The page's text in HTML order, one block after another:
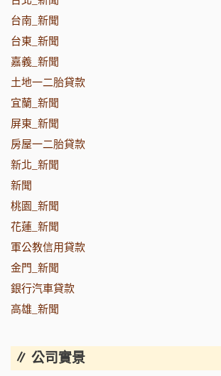
台南_新聞
台東_新聞
嘉義_新聞
土地一二胎貸款
宜蘭_新聞
屏東_新聞
房屋一二胎貸款
新北_新聞
新聞
桃園_新聞
花蓮_新聞
軍公教信用貸款
金門_新聞
銀行汽車貸款
高雄_新聞
∥ 公司實景